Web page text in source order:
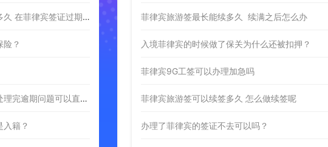
菲律宾旅游签的有效期限有多久 在菲律宾签证过期了怎么办
？
菲律宾旅游签逾期两年之后处理完逾期问题可以直接出境吗？
籍？
菲律宾旅游签最长能续多久 续满之后怎么办
入境菲律宾的时候做了保关为什么还被扣押？
菲律宾9G工签可以办理加急吗
菲律宾旅游签可以续签多久 怎么做续签呢
办理了菲律宾的签证不去可以吗？